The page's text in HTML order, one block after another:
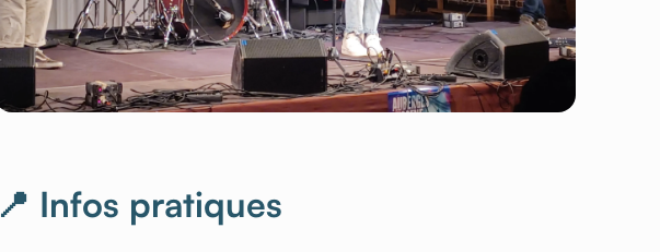
📍 Infos pratiques